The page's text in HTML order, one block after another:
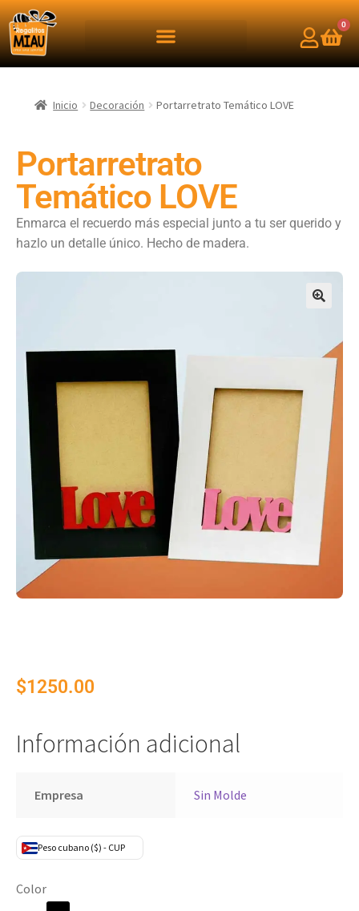
0
Inicio Decoración Portarretrato Temático LOVE
Portarretrato
Temático LOVE
Enmarca el recuerdo más especial junto a tu ser querido y
hazlo un detalle único. Hecho de madera.
$1250.00
Información adicional
Empresa Sin Molde
Peso cubano ($) - CUP
Color